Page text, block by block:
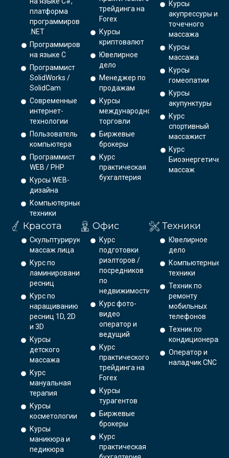
платформа
программирования
.NET
Программирование
на языке С
Программист
SolidWorks /
SolidCam
Современные
интернет-
технологии
Пользователь
компьютера
Программист
WEB / PHP
Курсы WEB-
дизайна
Компьютерные
техники
трейдинга на
Forex
Курсы
криптовалют
Ювелирное
дело
Менеджер по
продажам
Курсы
международной
торговли
Биржевые
брокеры
Курс
практическая
бухгалтерия
Курсы
акупрессуры и
точечного
массажа
Курсы
массажа
Курсы
гомеопатии
Курсы
акупунктуры
Курс
спортивный
массажист
Курс
массаж
Красота
Скульптурирующий
массаж лица
Курс по
ламинированию
ресниц
Курс по
наращиванию
ресниц 1D, 2D
и 3D
Курсы
детского
массажа
Курс
мануальная
терапия
Курсы
косметологии
Курсы
маникюра и
педикюра
Офис
Курс
подготовки
риэлторов /
посредников
по
недвижимости
Курс фото-
видео
оператор и
ведущий
Курс
практического
трейдинга на
Forex
Курсы
турагентов
Биржевые
брокеры
Курс
практическая
Техники
Ювелирное
дело
Компьютерные
техники
Техник по
ремонту
мобильных
телефонов
Техник по
кондиционерам
Оператор и
наладчик CNC